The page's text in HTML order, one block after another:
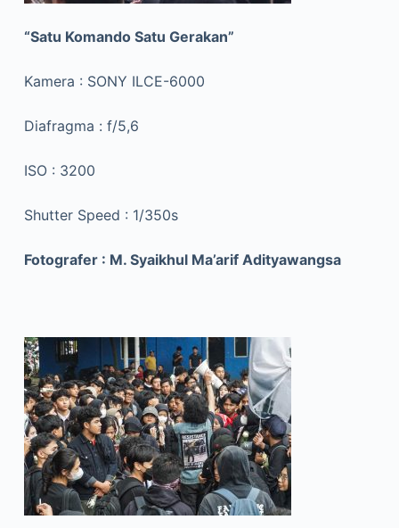
“Satu Komando Satu Gerakan”
Kamera : SONY ILCE-6000
Diafragma : f/5,6
ISO : 3200
Shutter Speed : 1/350s
Fotografer : M. Syaikhul Ma’arif Adityawangsa